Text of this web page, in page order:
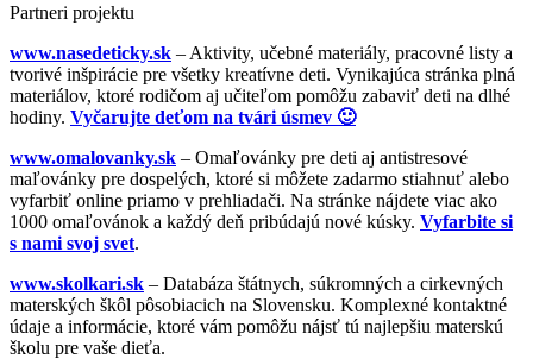
Partneri projektu
www.nasedeticky.sk – Aktivity, učebné materiály, pracovné listy a
tvorivé inšpirácie pre všetky kreatívne deti. Vynikajúca stránka plná
materiálov, ktoré rodičom aj učiteľom pomôžu zabaviť deti na dlhé
hodiny. Vyčarujte deťom na tvári úsmev 🙂
www.omalovanky.sk – Omaľovánky pre deti aj antistresové
maľovánky pre dospelých, ktoré si môžete zadarmo stiahnuť alebo
vyfarbiť online priamo v prehliadači. Na stránke nájdete viac ako
1000 omaľovánok a každý deň pribúdajú nové kúsky. Vyfarbite si
s nami svoj svet.
www.skolkari.sk – Databáza štátnych, súkromných a cirkevných
materských škôl pôsobiacich na Slovensku. Komplexné kontaktné
údaje a informácie, ktoré vám pomôžu nájsť tú najlepšiu materskú
školu pre vaše dieťa.